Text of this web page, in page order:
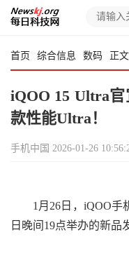
首页 综合信息 数码 正文
iQOO 15 Ultra
款性能Ultra！
手机中国 2026-01-26
1月26日，iQOO手机
日晚间19点举办的新品